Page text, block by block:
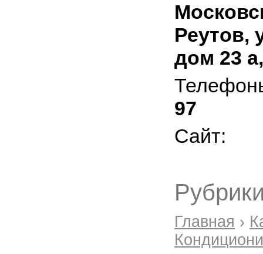
Реутов,
дом 23 а,
97
Сайт:
Главная ›